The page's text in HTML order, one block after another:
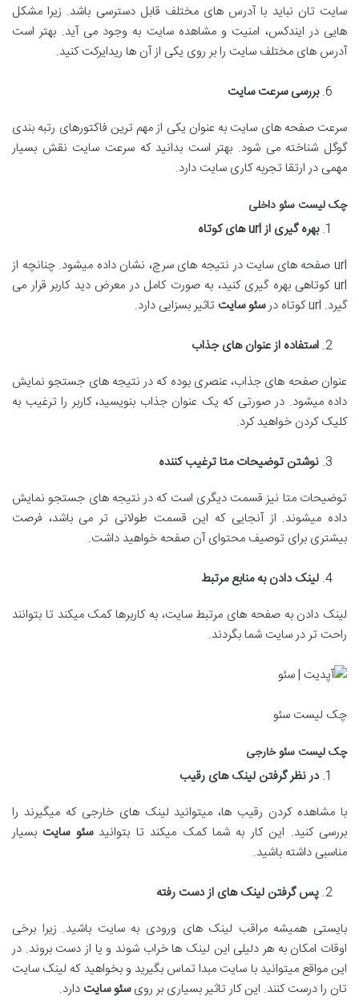
سایت تان نباید با آدرس های مختلف قابل دسترسی باشد. زیرا مشکل
هایی در ایندکس، امنیت و مشاهده سایت به وجود می آید. بهتر است
آدرس های مختلف سایت را بر روی یکی از آن ها ریدایرکت کنید.
بررسی سرعت سایت
سرعت صفحه های سایت به عنوان یکی از مهم ترین فاکتورهای رتبه بندی
گوگل شناخته می شود. بهتر است بدانید که سرعت سایت نقش بسیار
مهمی در ارتقا تجربه کاری سایت دارد.
چک لیست سئو داخلی
بهره گیری ازurlهای کوتاه
url صفحه های سایت در نتیجه های سرچ، نشان داده میشود. چنانچه از
url کوتاهی بهره گیری کنید، به صورت کامل در معرض دید کاربر قرار می
گیرد. url کوتاه در
سئو سایت تاثیر بسزایی دارد.
استفاده از عنوان های جذاب
عنوان صفحه های جذاب، عنصری بوده که در نتیجه های جستجو نمایش
داده میشود. در صورتی که یک عنوان جذاب بنویسید، کاربر را ترغیب به
کلیک کردن خواهید کرد.
نوشتن توضیحات متا ترغیب کننده
توضیحات متا نیز قسمت دیگری است که در نتیجه های جستجو نمایش
داده میشوند. از آنجایی که این قسمت طولانی تر می باشد، فرصت
بیشتری برای توصیف محتوای آن صفحه خواهید داشت.
لینک دادن به منابع مرتبط
لینک دادن به صفحه های مرتبط سایت، به کاربرها کمک میکند تا بتوانند
راحت تر در سایت شما بگردند.
چک لیست سئو
چک لیست سئو خارجی
در نظر گرفتن لینک های رقیب
با مشاهده کردن رقیب ها، میتوانید لینک های خارجی که میگیرند را
بررسی کنید. این کار به شما کمک میکند تا بتوانیدسئو سایت بسیار
مناسبی داشته باشید.
پس گرفتن لینک های از دست رفته
بایستی همیشه مراقب لینک های ورودی به سایت باشید. زیرا برخی
اوقات امکان به هر دلیلی این لینک ها خراب شوند و یا از دست بروند. در
این مواقع میتوانید با سایت مبدا تماس بگیرید و بخواهید که لینک سایت
تان را درست کنند. این کار تاثیر بسیاری بر رویسئو سایت دارد.